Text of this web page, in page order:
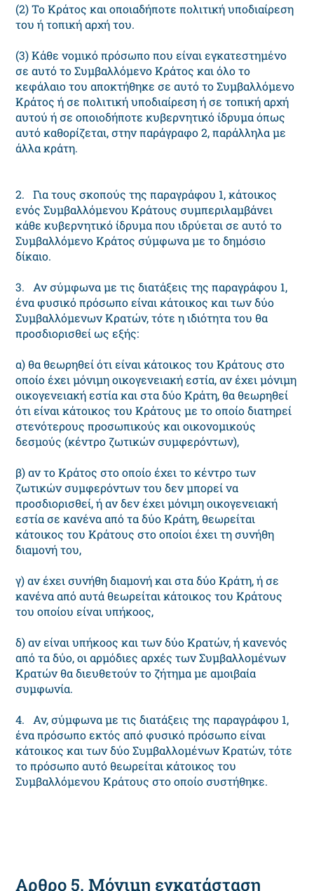
(2) Το Κράτος και οποιαδήποτε πολιτική υποδιαίρεση
του ή τοπική αρχή του.
(3) Κάθε νομικό πρόσωπο που είναι εγκατεστημένο
σε αυτό το Συμβαλλόμενο Κράτος και όλο το
κεφάλαιο του αποκτήθηκε σε αυτό το Συμβαλλόμενο
Κράτος ή σε πολιτική υποδιαίρεση ή σε τοπική αρχή
αυτού ή σε οποιοδήποτε κυβερνητικό ίδρυμα όπως
αυτό καθορίζεται, στην παράγραφο 2, παράλληλα με
άλλα κράτη.
2. Για τους σκοπούς της παραγράφου 1, κάτοικος
ενός Συμβαλλόμενου Κράτους συμπεριλαμβάνει
κάθε κυβερνητικό ίδρυμα που ιδρύεται σε αυτό το
Συμβαλλόμενο Κράτος σύμφωνα με το δημόσιο
δίκαιο.
3. Αν σύμφωνα με τις διατάξεις της παραγράφου 1,
ένα φυσικό πρόσωπο είναι κάτοικος και των δύο
Συμβαλλόμενων Κρατών, τότε η ιδιότητα του θα
προσδιορισθεί ως εξής:
α) θα θεωρηθεί ότι είναι κάτοικος του Κράτους στο
οποίο έχει μόνιμη οικογενειακή εστία, αν έχει μόνιμη
οικογενειακή εστία και στα δύο Κράτη, θα θεωρηθεί
ότι είναι κάτοικος του Κράτους με το οποίο διατηρεί
στενότερους προσωπικούς και οικονομικούς
δεσμούς (κέντρο ζωτικών συμφερόντων),
β) αν το Κράτος στο οποίο έχει το κέντρο των
ζωτικών συμφερόντων του δεν μπορεί να
προσδιορισθεί, ή αν δεν έχει μόνιμη οικογενειακή
εστία σε κανένα από τα δύο Κράτη, θεωρείται
κάτοικος του Κράτους στο οποίοι έχει τη συνήθη
διαμονή του,
γ) αν έχει συνήθη διαμονή και στα δύο Κράτη, ή σε
κανένα από αυτά θεωρείται κάτοικος του Κράτους
του οποίου είναι υπήκοος,
δ) αν είναι υπήκοος και των δύο Κρατών, ή κανενός
από τα δύο, οι αρμόδιες αρχές των Συμβαλλομένων
Κρατών θα διευθετούν το ζήτημα με αμοιβαία
συμφωνία.
4. Αν, σύμφωνα με τις διατάξεις της παραγράφου 1,
ένα πρόσωπο εκτός από φυσικό πρόσωπο είναι
κάτοικος και των δύο Συμβαλλομένων Κρατών, τότε
το πρόσωπο αυτό θεωρείται κάτοικος του
Συμβαλλόμενου Κράτους στο οποίο συστήθηκε.
Αρθρο 5. Μόνιμη εγκατάσταση